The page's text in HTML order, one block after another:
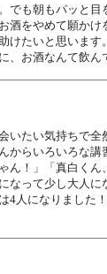
でも朝もパッと
酒をやめて願か
けたいと思いま
、お酒なんて飲
いたい気持ちで
からいろいろな
ん！」「真白く
なって少し大人
4人になりました